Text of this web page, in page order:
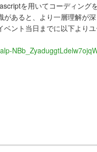
を用いてコーディング
あると、より一層理解が深
ント当日までに以下より